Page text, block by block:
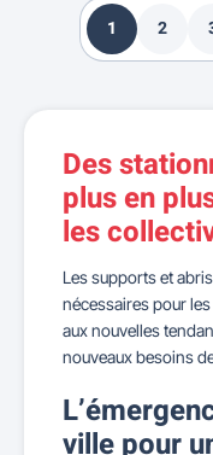
1 2
Des
plus en
les
Les supports et
nécessaires pour
aux nouvelles
nouveaux besoins
ville pour